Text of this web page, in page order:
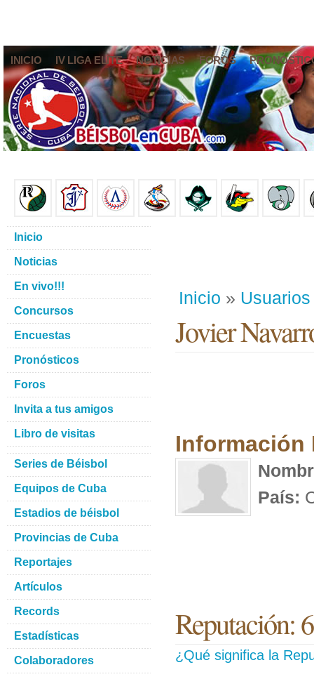
INICIO IV LIGA ELITE NOTICIAS FOROS
Inicio » Usuarios
Jovier
Información
País:
Reputación: 6
¿Qué significa la
Inicio
Noticias
En vivo!!!
Concursos
Encuestas
Pronósticos
Foros
Invita a tus amigos
Libro de visitas
Series de Béisbol
Equipos de Cuba
Estadios de béisbol
Provincias de Cuba
Reportajes
Artículos
Records
Estadísticas
Colaboradores